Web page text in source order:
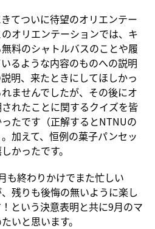
てついに待望のオリエンテー
オリエンテーションでは、キ
料のシャトルバスのことや履
るような内容のものへの説明
明、来たときにしてほしかっ
ませんでしたが、その後にオ
れたことに関するクイズを皆
たです（正解するとNTNUの
加えて、恒例の菓子パンセッ
かったです。
も終わりかけでまた忙しい
残りも後悔の無いように楽し
という決意表明と共に9月のマ
いと思います。